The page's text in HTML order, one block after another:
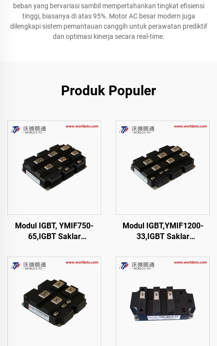
beban yang bervariasi sambil mempertahankan tingkat efisiensi
tinggi, biasanya di atas 95%. Motor AC besar modern juga
dilengkapi sistem pemantauan canggih untuk perawatan prediktif
dan optimasi kinerja secara real-time.
Produk Populer
Modul IGBT, YMIF750-
65,IGBT Saklar
Modul IGBT,YMIF1200-
33,IGBT Saklar